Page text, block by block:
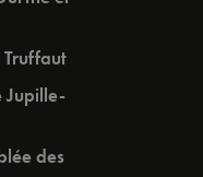
Truffaut
Jupille-
des